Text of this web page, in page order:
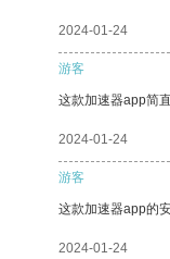
2024-01-24
游客
这款加速器app简
2024-01-24
游客
这款加速器app的
2024-01-24